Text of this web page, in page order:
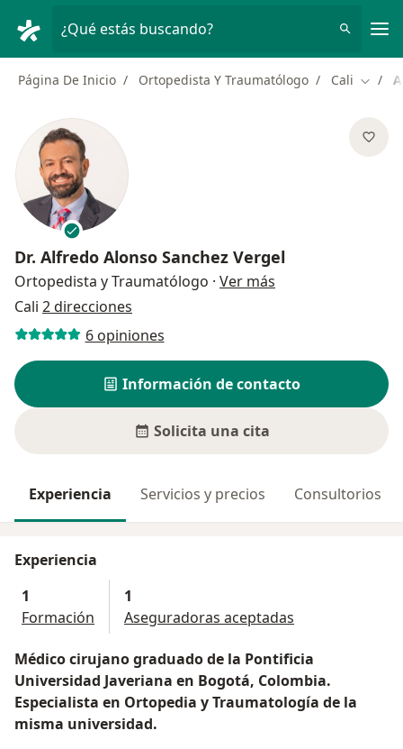
¿Qué estás buscando?
Página De Inicio Ortopedista Y Traumatólogo Cali
Dr. Alfredo Alonso Sanchez Vergel
Ortopedista y Traumatólogo · Ver más
Cali 2 direcciones
6 opiniones
Información de contacto
Solicita una cita
Experiencia Servicios y precios Consultorios
Experiencia
1
Formación
1
Aseguradoras aceptadas
Médico cirujano graduado de la Pontificia
Universidad Javeriana en Bogotá, Colombia.
Especialista en Ortopedia y Traumatología de la
misma universidad.